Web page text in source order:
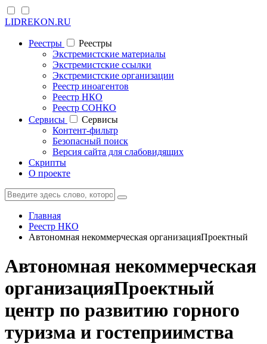
LIDREKON.RU
Реестры
Реестры
Экстремистские материалы
Экстремистские ссылки
Экстремистские организации
Реестр иноагентов
Реестр НКО
Реестр СОНКО
Cервисы
Cервисы
Контент-фильтр
Безопасный поиск
Версия сайта для слабовидящих
Скрипты
О проекте
Главная
Реестр НКО
Автономная некоммерческая организацияПроектный
Автономная некоммерческая
организацияПроектный
центр по развитию горного
туризма и гостеприимства